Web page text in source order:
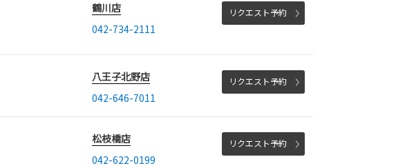
鶴川店
042-734-2111
リクエスト予約
八王子北野店
042-646-7011
リクエスト予約
松枝橋店
042-622-0199
リクエスト予約